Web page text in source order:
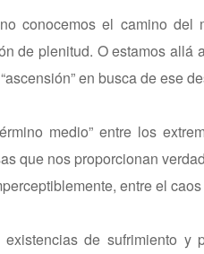
conocemos el camino
de plenitud. O estamos
en busca de ese
medio” entre los
que nos proporcionan
entre el
existencias de sufrimiento